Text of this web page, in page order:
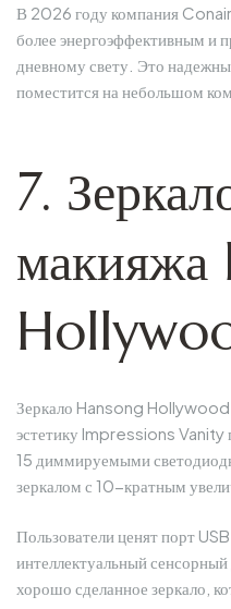
В 2026 году компания Conair
более энергоэффективным и
дневному свету. Это
поместится на небольшом
7.
макияжа
Зеркало Hansong Hollywood
эстетику Impressions Vanity
15 диммируемыми
зеркалом с 10-кратным
Пользователи ценят порт
интеллектуальный
хорошо сделанное зеркало,